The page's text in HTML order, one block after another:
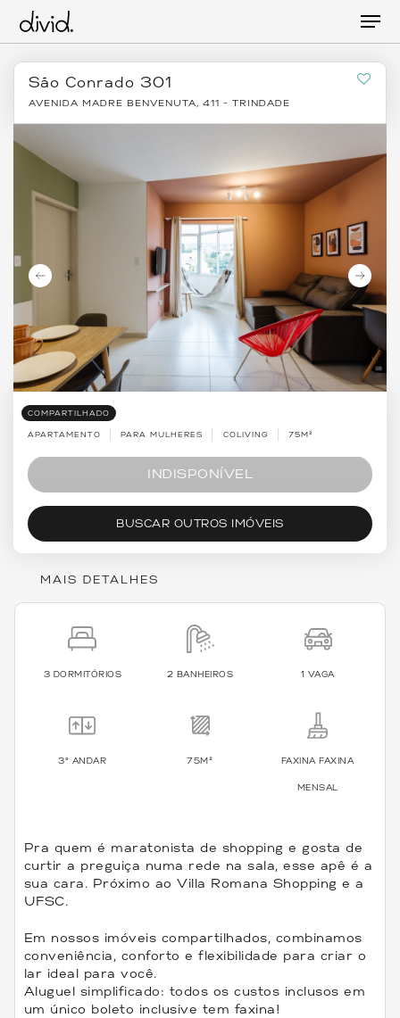
main
content
São Conrado 301
AVENIDA MADRE BENVENUTA, 411 - TRINDADE
COMPARTILHADO
APARTAMENTO PARA MULHERES COLIVING 75M²
INDISPONÍVEL
BUSCAR OUTROS IMÓVEIS
MAIS DETALHES
3 DORMITÓRIOS 2 BANHEIROS 1 VAGA
3º ANDAR 75M² FAXINA FAXINA
MENSAL
Pra quem é maratonista de shopping e gosta de
curtir a preguiça numa rede na sala, esse apê é a
sua cara. Próximo ao Villa Romana Shopping e a
UFSC.
Em nossos imóveis compartilhados, combinamos
conveniência, conforto e flexibilidade para criar o
lar ideal para você.
Aluguel simplificado: todos os custos inclusos em
um único boleto inclusive tem faxina!